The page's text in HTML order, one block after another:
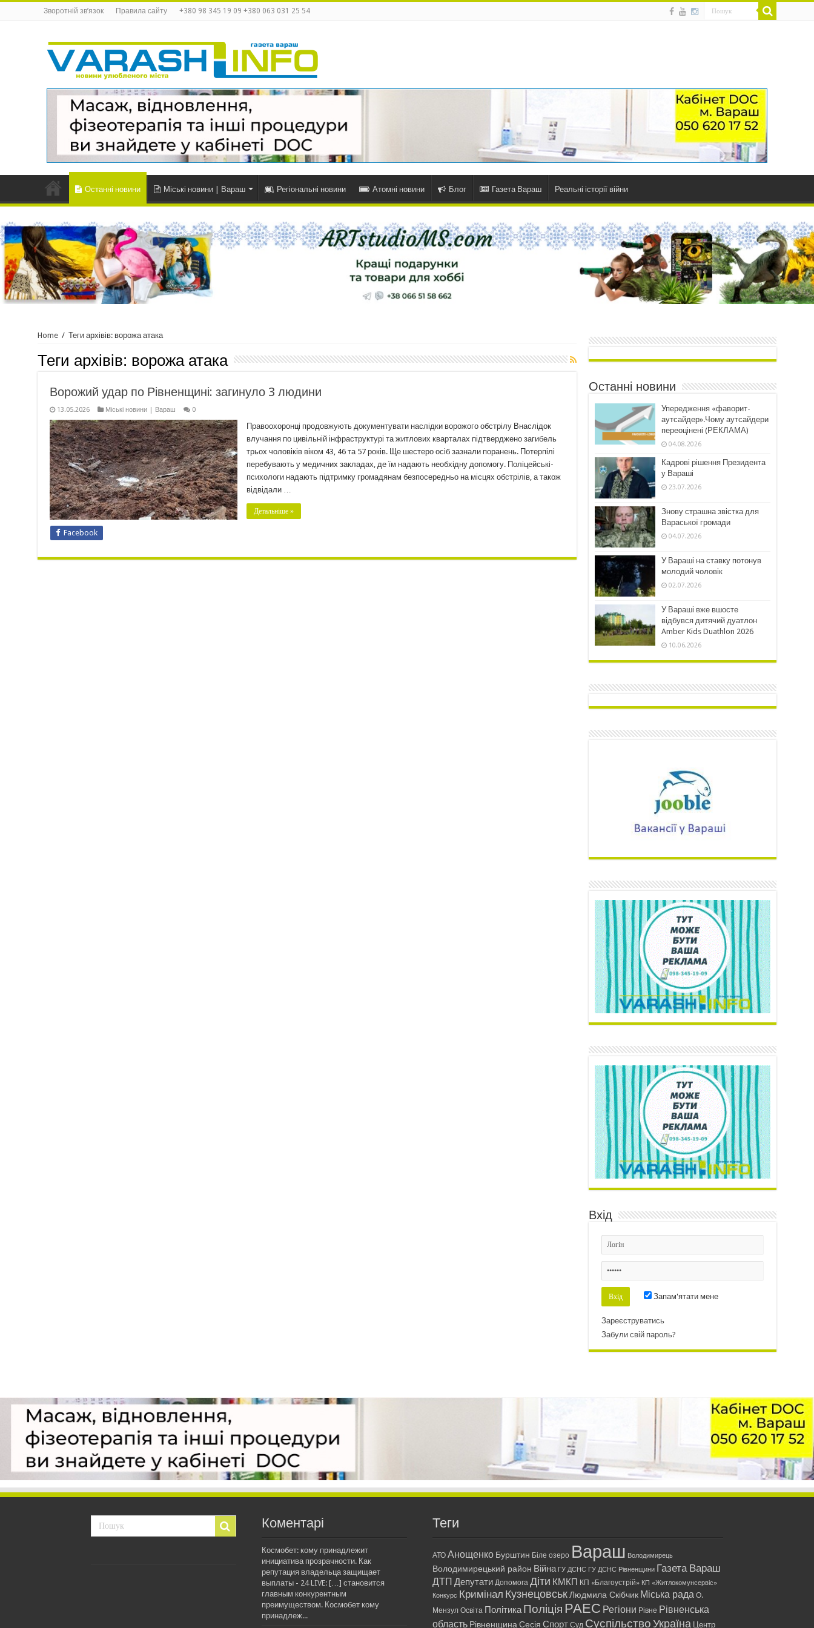
Зворотній зв’язок Правила сайту +380 98 345 19 09 +380 063 031 25 54
Останні новини Міські новини | Вараш Регіональні новини Атомні новини Блог Газета Вараш Реальні історії війни
Home / Теги архівів: ворожа атака
Теги архівів: ворожа атака
Ворожий удар по Рівненщині: загинуло 3 людини
13.05.2026 Міські новини | Вараш 0
Правоохоронці продовжують документувати наслідки ворожого обстрілу Внаслідок
влучання по цивільній інфраструктурі та житлових кварталах підтверджено загибель
трьох чоловіків віком 43, 46 та 57 років. Ще шестеро осіб зазнали поранень. Потерпілі
перебувають у медичних закладах, де їм надають необхідну допомогу. Поліцейські-
психологи надають підтримку громадянам безпосередньо на місцях обстрілів, а також
відвідали …
Детальніше »
Facebook
Останні новини
Упередження «фаворит-
аутсайдер».Чому аутсайдери
переоцінені (РЕКЛАМА)
04.08.2026
Кадрові рішення Президента
у Вараші
23.07.2026
Знову страшна звістка для
Вараської громади
04.07.2026
У Вараші на ставку потонув
молодий чоловік
02.07.2026
У Вараші вже вшосте
відбувся дитячий дуатлон
Amber Kids Duathlon 2026
10.06.2026
Вхід
Запам'ятати мене
Зареєструватись
Забули свій пароль?
Коментарі
Космобет: кому принадлежит
инициатива прозрачности. Как
репутация владельца защищает
выплаты - 24 LIVE: […] становится
главным конкурентным
преимуществом. Космобет кому
принадлеж...
Теги
АТО Анощенко Бурштин Біле озеро Вараш Володимирець
Володимирецький район Війна ГУ ДСНС ГУ ДСНС Рівненщини Газета Вараш
ДТП Депутати Допомога Діти КМКП КП «Благоустрій» КП «Житлокомунсервіс»
Конкурс Кримінал Кузнецовськ Людмила Скібчик Міська рада О.
Мензул Освіта Політика Поліція РАЕС Регіони Рівне Рівненська
область Рівненщина Сесія Спорт Суд Суспільство Україна Центр